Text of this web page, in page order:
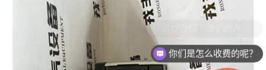
你们是怎么收费的呢？